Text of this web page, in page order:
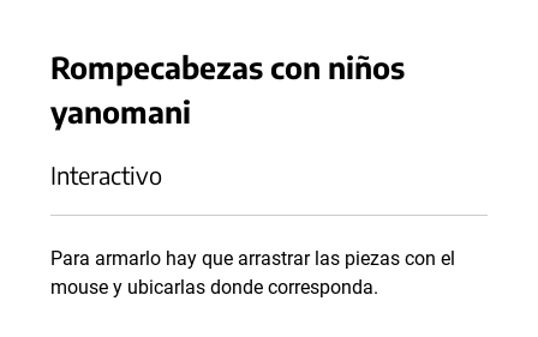
Rompecabezas con niños
yanomani
Interactivo
Para armarlo hay que arrastrar las piezas con el
mouse y ubicarlas donde corresponda.